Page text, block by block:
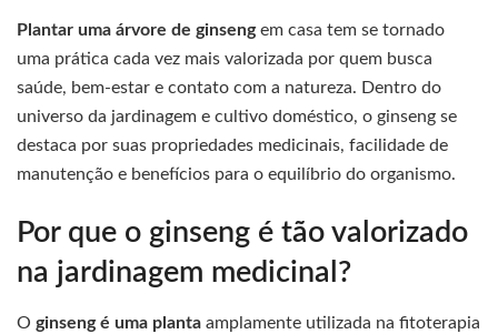
Plantar uma árvore de ginsengem casa tem se tornado
uma prática cada vez mais valorizada por quem busca
saúde, bem-estar e contato com a natureza. Dentro do
universo da jardinagem e cultivo doméstico, o ginseng se
destaca por suas propriedades medicinais, facilidade de
manutenção e benefícios para o equilíbrio do organismo.
Por que o ginseng é tão valorizado
na jardinagem medicinal?
O ginseng é uma planta amplamente utilizada na fitoterapia